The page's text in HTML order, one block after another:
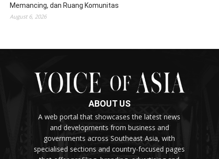
Memancing, dan Ruang Komunitas
August 6, 2026
ABOUT US
A web portal that showcases the latest news
and developments from business and
governments across Southeast Asia, with
specialised sections and country-focused pages